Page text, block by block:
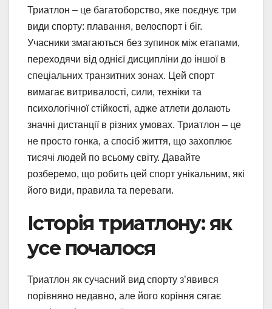
Триатлон – це багатоборство, яке поєднує три
види спорту: плавання, велоспорт і біг.
Учасники змагаються без зупинок між етапами,
переходячи від однієї дисципліни до іншої в
спеціальних транзитних зонах. Цей спорт
вимагає витривалості, сили, техніки та
психологічної стійкості, адже атлети долають
значні дистанції в різних умовах. Триатлон – це
не просто гонка, а спосіб життя, що захоплює
тисячі людей по всьому світу. Давайте
розберемо, що робить цей спорт унікальним, які
його види, правила та переваги.
Історія триатлону: як
усе почалося
Триатлон як сучасний вид спорту з’явився
порівняно недавно, але його коріння сягає